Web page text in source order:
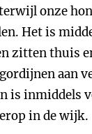
onze
Het is
zitten thuis
aan
is inmiddels
in de wijk.